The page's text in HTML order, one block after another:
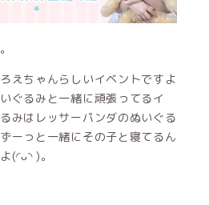
えちゃんらしいイベントですよ
ぐるみと一緒に頑張ってるイ
みはレッサーパンダのぬいぐる
ーっと一緒にその子と寝てるん
(◜ᴗ◝ )。